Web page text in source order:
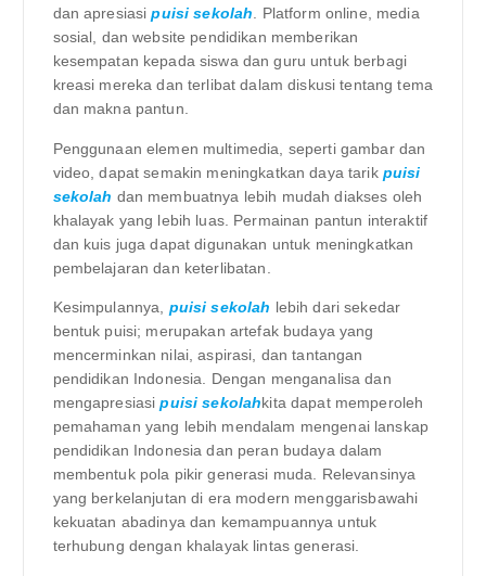
dan apresiasipuisi sekolah. Platform online, media
sosial, dan website pendidikan memberikan
kesempatan kepada siswa dan guru untuk berbagi
kreasi mereka dan terlibat dalam diskusi tentang tema
dan makna pantun.
Penggunaan elemen multimedia, seperti gambar dan
video, dapat semakin meningkatkan daya tarik puisi
sekolah dan membuatnya lebih mudah diakses oleh
khalayak yang lebih luas. Permainan pantun interaktif
dan kuis juga dapat digunakan untuk meningkatkan
pembelajaran dan keterlibatan.
Kesimpulannya, puisi sekolah lebih dari sekedar
bentuk puisi; merupakan artefak budaya yang
mencerminkan nilai, aspirasi, dan tantangan
pendidikan Indonesia. Dengan menganalisa dan
mengapresiasipuisi sekolahkita dapat memperoleh
pemahaman yang lebih mendalam mengenai lanskap
pendidikan Indonesia dan peran budaya dalam
membentuk pola pikir generasi muda. Relevansinya
yang berkelanjutan di era modern menggarisbawahi
kekuatan abadinya dan kemampuannya untuk
terhubung dengan khalayak lintas generasi.